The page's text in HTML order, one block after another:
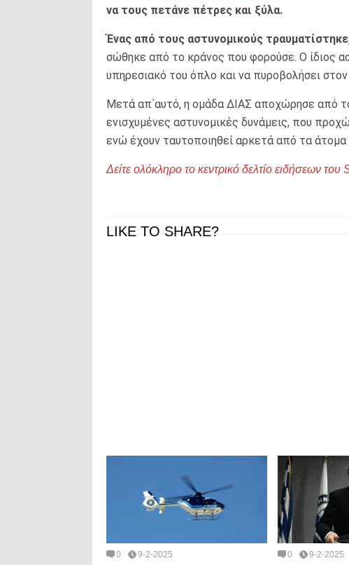
να τους πετάνε πέτρες και ξύλα.
Ένας από τους αστυνομικούς
σώθηκε από το κράνος που φορούσε. Ο ίδιος
υπηρεσιακό του όπλο και να πυροβολήσει
Μετά απ΄αυτό, η ομάδα ΔΙΑΣ αποχώρησε από
ενισχυμένες αστυνομικές δυνάμεις, που
ενώ έχουν ταυτοποιηθεί αρκετά από τα άτομα
Δείτε ολόκληρο το κεντρικό δελτίο ειδήσεων του
LIKE TO SHARE?
0 9-2-2025 0 9-2-2025